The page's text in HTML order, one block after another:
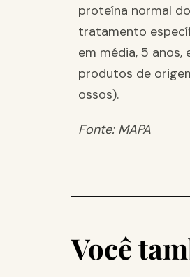
proteína normal
tratamento
em média, 5
produtos de
ossos).
Fonte: MAPA
Você